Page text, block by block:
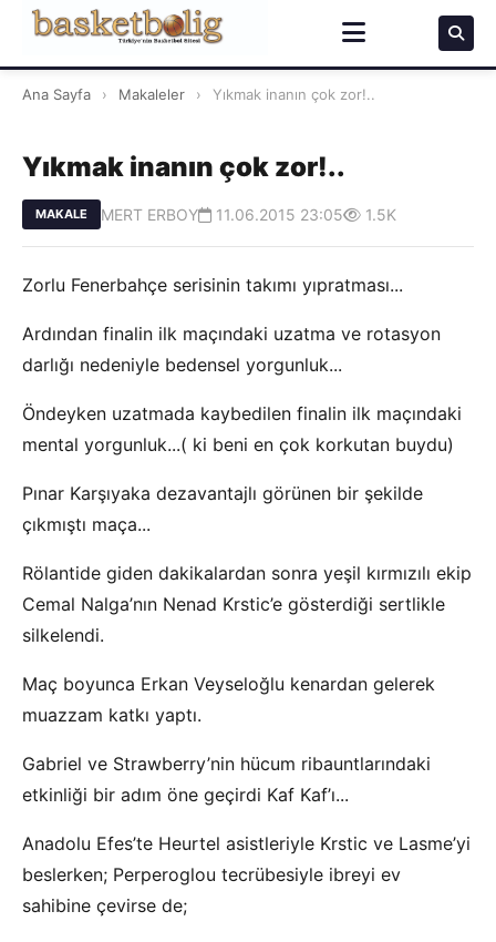
Ana Sayfa › Makaleler › Yıkmak inanın çok zor!..
Yıkmak inanın çok zor!..
MAKALE MERT ERBOY 11.06.2015 23:05 1.5K
Zorlu Fenerbahçe serisinin takımı yıpratması...
Ardından finalin ilk maçındaki uzatma ve rotasyon
darlığı nedeniyle bedensel yorgunluk...
Öndeyken uzatmada kaybedilen finalin ilk maçındaki
mental yorgunluk...( ki beni en çok korkutan buydu)
Pınar Karşıyaka dezavantajlı görünen bir şekilde
çıkmıştı maça...
Rölantide giden dakikalardan sonra yeşil kırmızılı ekip
Cemal Nalga’nın Nenad Krstic’e gösterdiği sertlikle
silkelendi.
Maç boyunca Erkan Veyseloğlu kenardan gelerek
muazzam katkı yaptı.
Gabriel ve Strawberry’nin hücum ribauntlarındaki
etkinliği bir adım öne geçirdi Kaf Kaf’ı...
Anadolu Efes’te Heurtel asistleriyle Krstic ve Lasme’yi
beslerken; Perperoglou tecrübesiyle ibreyi ev
sahibine çevirse de;